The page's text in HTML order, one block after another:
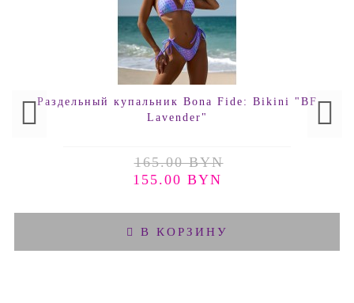
Раздельный купальник Bona Fide: Bikini "BF
Lavender"
165.00 BYN
155.00 BYN
В КОРЗИНУ